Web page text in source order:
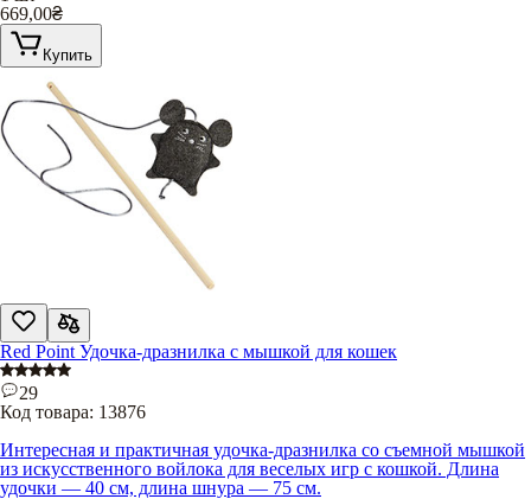
669,00₴
Купить
Red Point Удочка-дразнилка с мышкой для кошек
29
Код товара: 13876
Интересная и практичная удочка-дразнилка со съемной мышкой
из искусственного войлока для веселых игр с кошкой. Длина
удочки — 40 см, длина шнура — 75 см.